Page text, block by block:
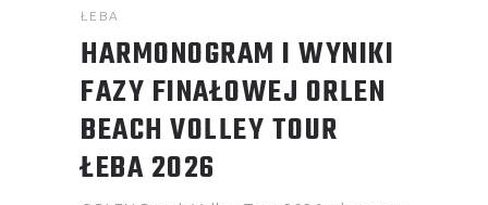
ŁEBA
HARMONOGRAM I WYNIKI
FAZY FINAŁOWEJ ORLEN
BEACH VOLLEY TOUR
ŁEBA 2026